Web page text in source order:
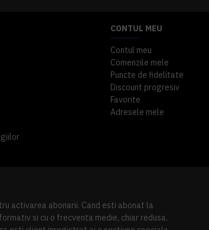
CONTUL MEU
Contul meu
Comenzile mele
Puncte de fidelitate
Discount progresiv
Favorite
Adresele mele
activarea abonarii. Cand esti abonat la
si cu o frecventa medie, chiar redusa.